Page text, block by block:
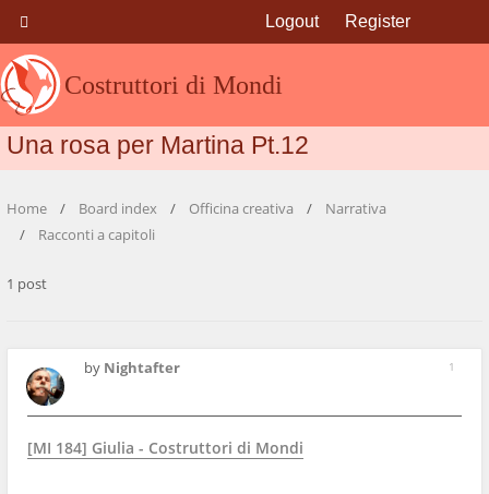
Costruttori di Mondi
Logout Register
Una rosa per Martina Pt.12
Home Board index Officina creativa
Narrativa
Racconti a capitoli
1 post
1
by Nightafter
[MI 184] Giulia - Costruttori di Mondi